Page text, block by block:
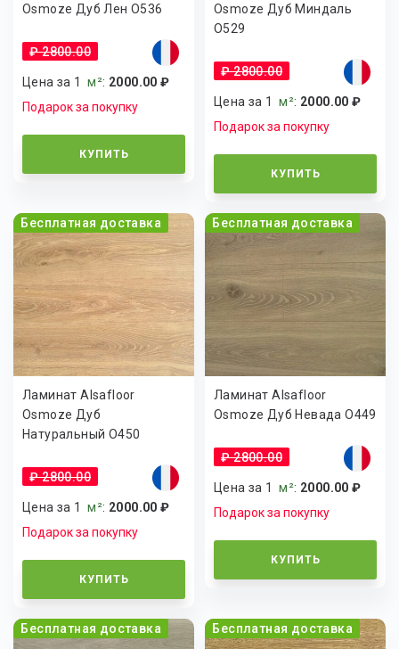
Osmoze Дуб Лен O536
₽ 2800.00
Цена за 1м²: 2000.00 ₽
Подарок за покупку
КУПИТЬ
Osmoze Дуб Миндаль
O529
₽ 2800.00
Цена за 1м²: 2000.00 ₽
Подарок за покупку
КУПИТЬ
Бесплатная доставка
Ламинат Alsafloor
Osmoze Дуб
Натуральный О450
₽ 2800.00
Цена за 1м²: 2000.00 ₽
Подарок за покупку
КУПИТЬ
Бесплатная доставка
Ламинат Alsafloor
Osmoze Дуб Невада O449
₽ 2800.00
Цена за 1м²: 2000.00 ₽
Подарок за покупку
КУПИТЬ
Бесплатная доставка Бесплатная доставка